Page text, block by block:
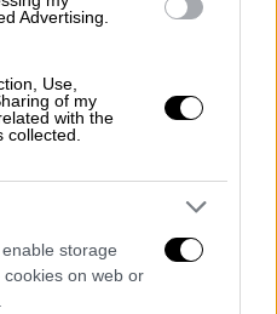
Advertising.
Use,
of my
with the
storage
on web or
4 με
έως 15 και τοπικά
Στη δυτική
χαμηλότερη.
ΔΥΤΙΚΗ ΣΤΕΡΕΑ,